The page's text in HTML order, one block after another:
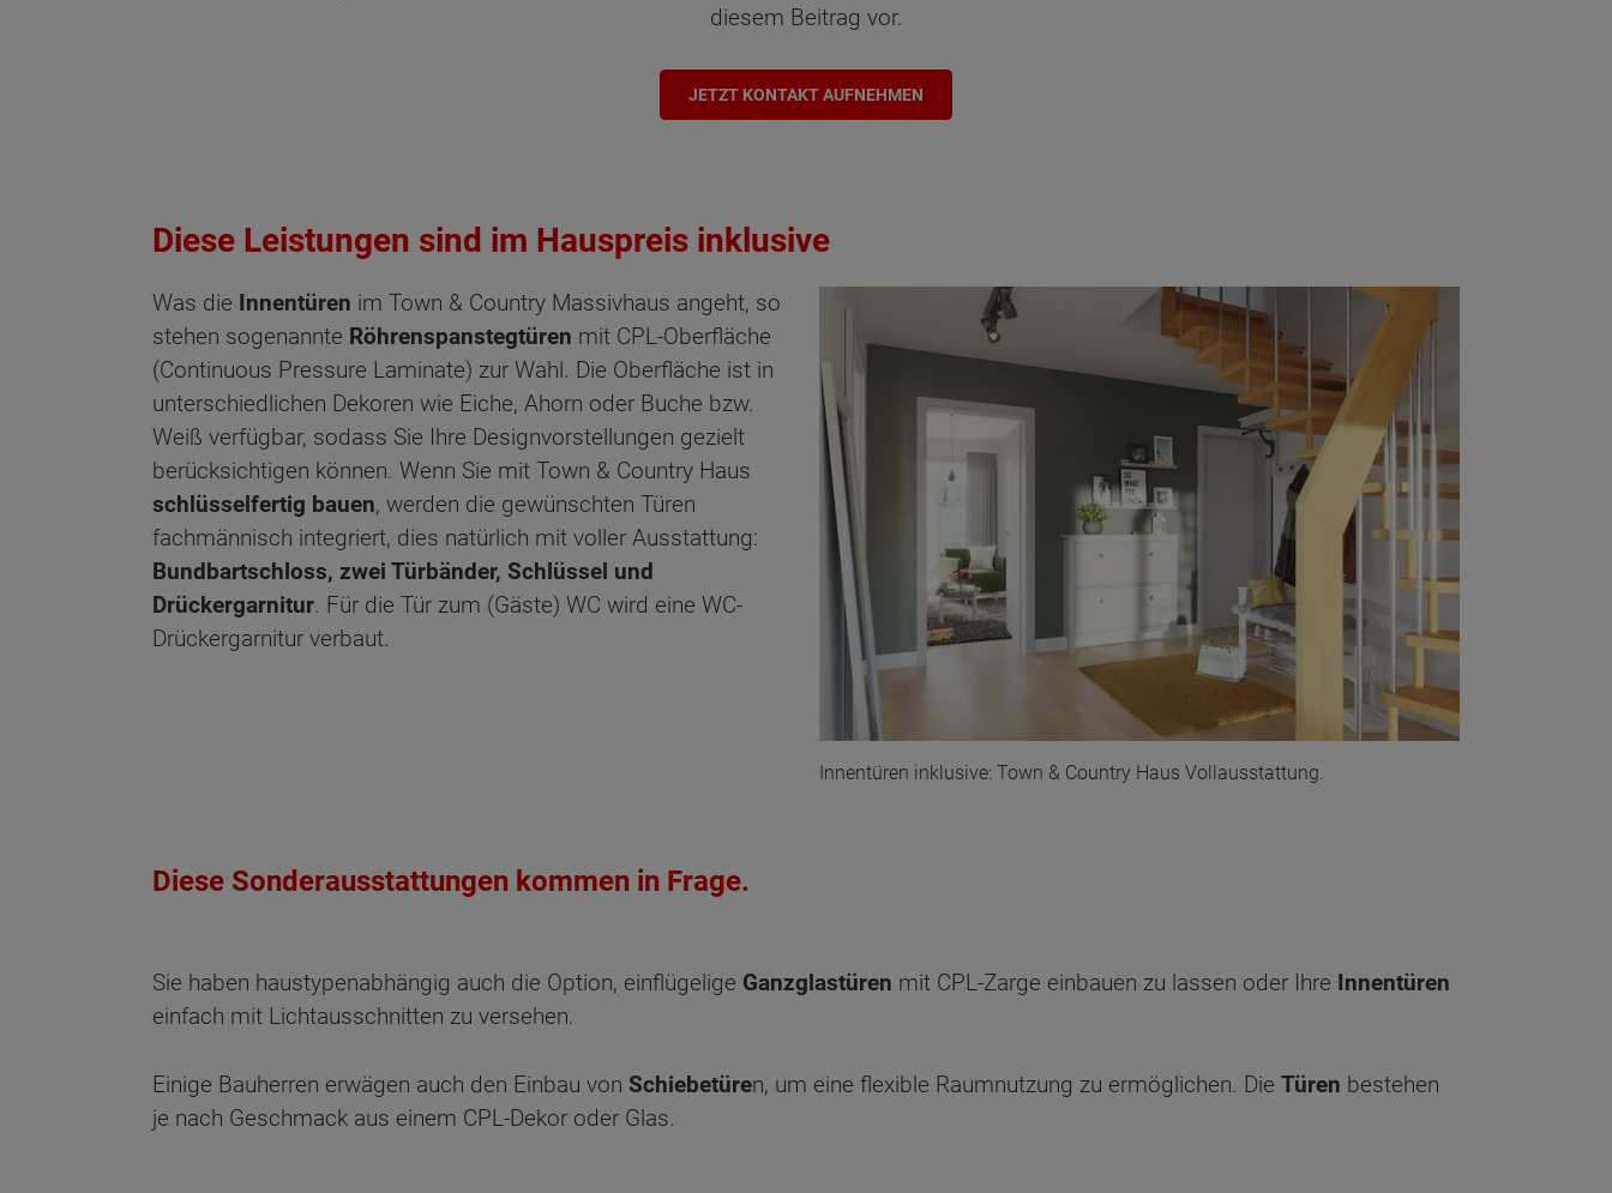
diesem Beitrag vor.
JETZT KONTAKT AUFNEHMEN
Diese Leistungen sind im Hauspreis inklusive
Innentüren inklusive: Town & Country Haus Vollausstattung.
Was die Innentüren im Town & Country Massivhaus angeht, so
stehen sogenannte Röhrenspanstegtüren mit CPL-Oberfläche
(Continuous Pressure Laminate) zur Wahl. Die Oberfläche ist in
unterschiedlichen Dekoren wie Eiche, Ahorn oder Buche bzw.
Weiß verfügbar, sodass Sie Ihre Designvorstellungen gezielt
berücksichtigen können. Wenn Sie mit Town & Country Haus
schlüsselfertig bauen, werden die gewünschten Türen
fachmännisch integriert, dies natürlich mit voller Ausstattung:
Bundbartschloss, zwei Türbänder, Schlüssel und
Drückergarnitur. Für die Tür zum (Gäste) WC wird eine WC-
Drückergarnitur verbaut.
Diese Sonderausstattungen kommen in Frage.
Sie haben haustypenabhängig auch die Option, einflügelige Ganzglastüren mit CPL-Zarge einbauen zu lassen oder Ihre Innentüren
einfach mit Lichtausschnitten zu versehen.
Einige Bauherren erwägen auch den Einbau von Schiebetüren, um eine flexible Raumnutzung zu ermöglichen. Die Türen bestehen
je nach Geschmack aus einem CPL-Dekor oder Glas.
Wonach möchten Sie suchen?